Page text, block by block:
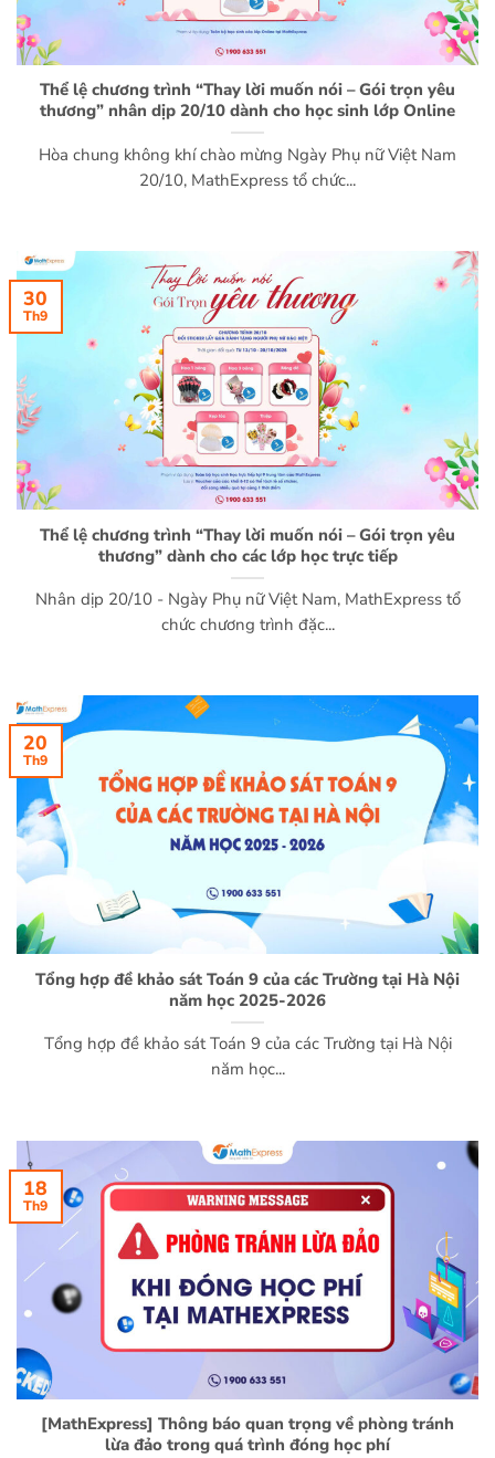
Thể lệ chương trình “Thay lời muốn nói – Gói trọn yêu
thương” nhân dịp 20/10 dành cho học sinh lớp Online
Hòa chung không khí chào mừng Ngày Phụ nữ Việt Nam
20/10, MathExpress tổ chức...
Thể lệ chương trình “Thay lời muốn nói – Gói trọn yêu
thương” dành cho các lớp học trực tiếp
Nhân dịp 20/10 - Ngày Phụ nữ Việt Nam, MathExpress tổ
chức chương trình đặc...
30
Th9
Tổng hợp đề khảo sát Toán 9 của các Trường tại Hà Nội
năm học 2025-2026
Tổng hợp đề khảo sát Toán 9 của các Trường tại Hà Nội
năm học...
20
Th9
[MathExpress] Thông báo quan trọng về phòng tránh
lừa đảo trong quá trình đóng học phí
18
Th9